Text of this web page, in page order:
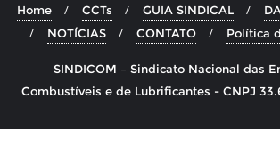
Home CCTs GUIA SINDICAL
NOTÍCIAS
CONTATO Política
SINDICOM – Sindicato Nacional das
Combustíveis e de Lubrificantes - CNPJ